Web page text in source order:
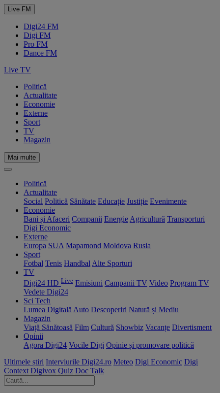
Live FM
Digi24 FM
Digi FM
Pro FM
Dance FM
Live TV
Politică
Actualitate
Economie
Externe
Sport
TV
Magazin
Mai multe
Politică
Actualitate
Social Politică Sănătate Educație Justiție Evenimente
Economie
Bani și Afaceri Companii Energie Agricultură Transporturi
Digi Economic
Externe
Europa SUA Mapamond Moldova Rusia
Sport
Fotbal Tenis Handbal Alte Sporturi
TV
Digi24 HD Live Emisiuni Campanii TV Video Program TV
Vedete Digi24
Sci Tech
Lumea Digitală Auto Descoperiri Natură și Mediu
Magazin
Viață Sănătoasă Film Cultură Showbiz Vacanțe Divertisment
Opinii
Agora Digi24 Vocile Digi Opinie și promovare politică
Ultimele știri Interviurile Digi24.ro Meteo Digi Economic Digi
Context Digivox Quiz Doc Talk